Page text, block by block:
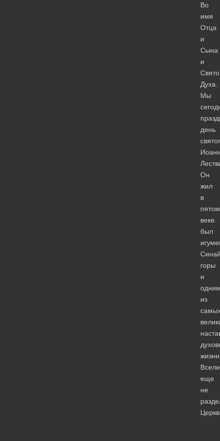
Во
имя
Отца
и
Сына
и
Духа.
Мы
день
Он
жил
в
пятом
веке.
был
горы
и
из
жизни
еще
не